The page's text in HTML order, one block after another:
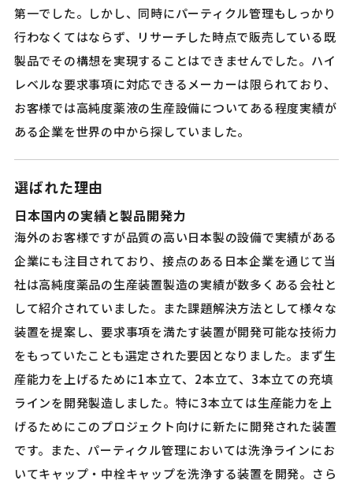
第一でした。しかし、同時にパーティクル管理もしっかり
行わなくてはならず、リサーチした時点で販売している既
製品でその構想を実現することはできませんでした。ハイ
レベルな要求事項に対応できるメーカーは限られており、
お客様では高純度薬液の生産設備についてある程度実績が
ある企業を世界の中から探していました。
選ばれた理由
日本国内の実績と製品開発力
海外のお客様ですが品質の高い日本製の設備で実績がある
企業にも注目されており、接点のある日本企業を通じて当
社は高純度薬品の生産装置製造の実績が数多くある会社と
して紹介されていました。また課題解決方法として様々な
装置を提案し、要求事項を満たす装置が開発可能な技術力
をもっていたことも選定された要因となりました。まず生
産能力を上げるために1本立て、2本立て、3本立ての充填
ラインを開発製造しました。特に3本立ては生産能力を上
げるためにこのプロジェクト向けに新たに開発された装置
です。また、パーティクル管理においては洗浄ラインにお
いてキャップ・中栓キャップを洗浄する装置を開発。さら